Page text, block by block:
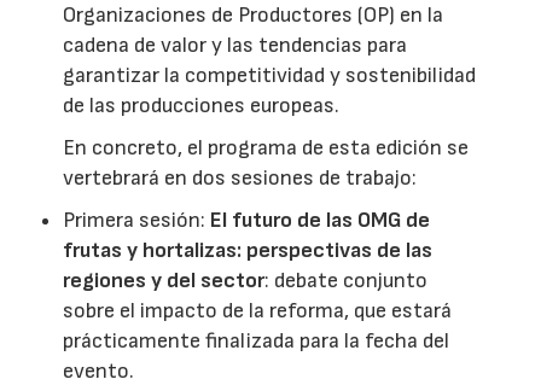
Organizaciones de Productores (OP) en la
cadena de valor y las tendencias para
garantizar la competitividad y sostenibilidad
de las producciones europeas.
En concreto, el programa de esta edición se
vertebrará en dos sesiones de trabajo:
Primera sesión: El futuro de las OMG de
frutas y hortalizas: perspectivas de las
regiones y del sector: debate conjunto
sobre el impacto de la reforma, que estará
prácticamente finalizada para la fecha del
evento.